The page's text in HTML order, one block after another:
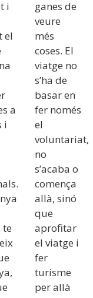
i
el
a
i
te
ganes de
veure
més
coses. El
viatge no
s’ha de
basar en
fer només
el
voluntariat,
no
s’acaba o
comença
allà, sinó
que
aprofitar
el viatge i
fer
turisme
per allà